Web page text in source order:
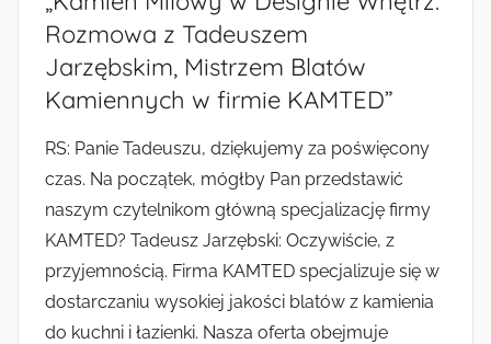
Rozmowa z Tadeuszem
Jarzębskim, Mistrzem Blatów
Kamiennych w firmie KAMTED”
RS: Panie Tadeuszu, dziękujemy za poświęcony
czas. Na początek, mógłby Pan przedstawić
naszym czytelnikom główną specjalizację firmy
KAMTED? Tadeusz Jarzębski: Oczywiście, z
przyjemnością. Firma KAMTED specjalizuje się w
dostarczaniu wysokiej jakości blatów z kamienia
do kuchni i łazienki. Nasza oferta obejmuje